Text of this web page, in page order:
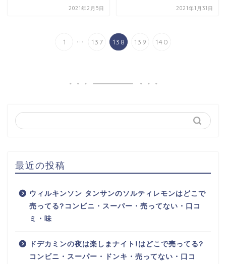
2021年2月5日 2021年1月31日
1 ... 137 138 139 140
最近の投稿
ウィルキンソン タンサンのソルティレモンはどこで
売ってる?コンビニ・スーパー・売ってない・口コ
ミ・味
ドデカミンの夜は楽しまナイト!はどこで売ってる?
コンビニ・スーパー・ドンキ・売ってない・口コ